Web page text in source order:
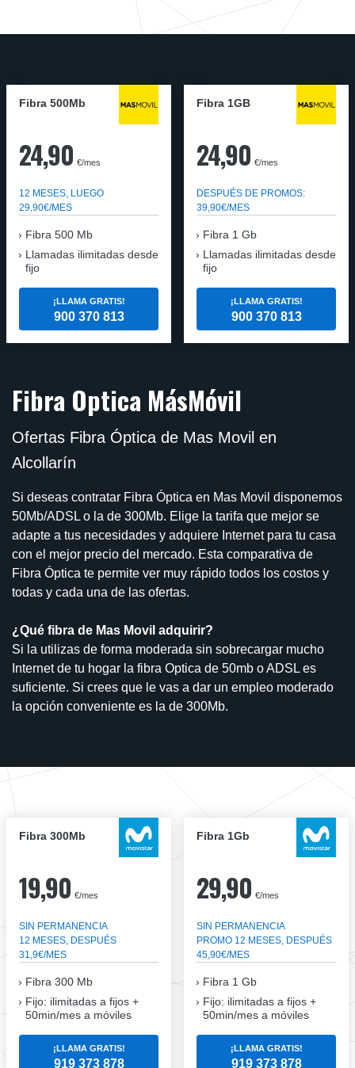
Fibra 500Mb
24,90 €/mes
12 MESES, LUEGO
29,90€/MES
Fibra 500 Mb
Llamadas ilimitadas desde
fijo
¡LLAMA GRATIS!
900 370 813
Fibra 1GB
24,90 €/mes
DESPUÉS DE PROMOS:
39,90€/MES
Fibra 1 Gb
Llamadas ilimitadas desde
fijo
¡LLAMA GRATIS!
900 370 813
Fibra Optica MásMóvil
Ofertas Fibra Óptica de Mas Movil en
Alcollarín
Si deseas contratar Fibra Óptica en Mas Movil disponemos
50Mb/ADSL o la de 300Mb. Elige la tarifa que mejor se
adapte a tus necesidades y adquiere Internet para tu casa
con el mejor precio del mercado. Esta comparativa de
Fibra Óptica te permite ver muy rápido todos los costos y
todas y cada una de las ofertas.
¿Qué fibra de Mas Movil adquirir?
Si la utilizas de forma moderada sin sobrecargar mucho
Internet de tu hogar la fibra Optica de 50mb o ADSL es
suficiente. Si crees que le vas a dar un empleo moderado
la opción conveniente es la de 300Mb.
Fibra 300Mb
19,90 €/mes
SIN PERMANENCIA
12 MESES, DESPUÉS
31,9€/MES
Fibra 300 Mb
Fijo: ilimitadas a fijos +
50min/mes a móviles
¡LLAMA GRATIS!
919 373 878
Fibra 1Gb
29,90 €/mes
SIN PERMANENCIA
PROMO 12 MESES, DESPUÉS
45,90€/MES
Fibra 1 Gb
Fijo: ilimitadas a fijos +
50min/mes a móviles
¡LLAMA GRATIS!
919 373 878